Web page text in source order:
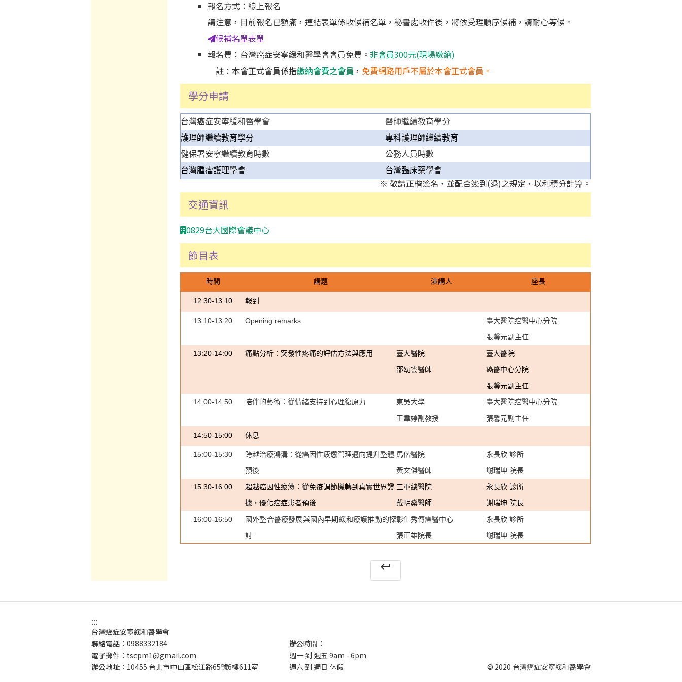
報名方式：線上報名
請注意，目前報名已額滿，連結表單係收候補名單，秘書處收件後，將依受理順序候補，請耐心等候。
候補名單表單
報名費：台灣癌症安寧緩和醫學會會員免費。 非會員300元(現場繳納)
註：本會正式會員係指繳納會費之會員 ， 免費網路用戶不屬於本會正式會員。
學分申請
台灣癌症安寧緩和醫學會
醫師繼續教育學分
護理師繼續教育學分
專科護理師繼續教育
健保署安寧繼續教育時數
公務人員時數
台灣腫瘤護理學會
台灣臨床藥學會
※ 敬請正楷簽名，並配合簽到(退)之規定，以利積分計算。
交通資訊
0829台大國際會議中心
節目表
時間 講題 演講人 座長
12:30-13:10 報到
13:10-13:20 Opening remarks
臺大醫院癌醫中心分院
張馨元副主任
13:20-14:00
痛點分析：突發性疼痛的評估方法與應用
臺大醫院
邵幼雲醫師
臺大醫院
癌醫中心分院
張馨元副主任
14:00-14:50
陪伴的藝術：從情緒支持到心理復原力
東吳大學
王韋婷副教授
臺大醫院癌醫中心分院
張馨元副主任
14:50-15:00 休息
15:00-15:30
跨越治療鴻溝：從癌因性疲憊管理邁向提升整體
預後
馬偕醫院
黃文傑醫師
永長欣 診所
謝瑞坤 院長
15:30-16:00
超越癌因性疲憊：從免疫調節機轉到真實世界證
據，優化癌症患者預後
三軍總醫院
戴明燊醫師
永長欣 診所
謝瑞坤 院長
16:00-16:50
國外整合醫療發展與國內早期緩和療護推動的探
討
彰化秀傳癌醫中心
張正雄院長
永長欣 診所
謝瑞坤 院長
keyboard_return
:::
台灣癌症安寧緩和醫學會
聯絡電話： 0988332184
電子郵件： tscpm1@gmail.com
辦公地址： 10455 台北市中山區松江路65號6樓611室
辦公時間：
週一 到 週五 9am - 6pm
週六 到 週日 休假
© 2020 台灣癌症安寧緩和醫學會